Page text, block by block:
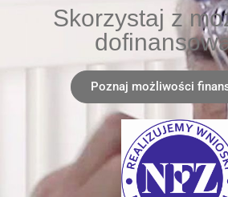
Skorzystaj z
Poznaj możliwości